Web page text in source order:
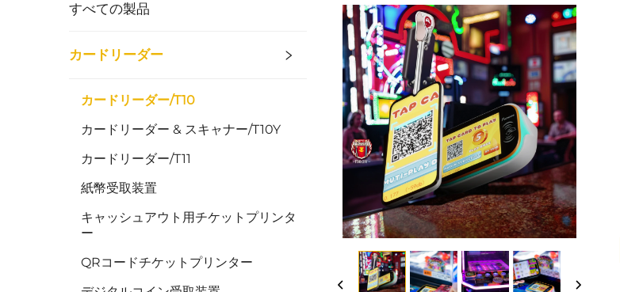
すべての製品
カードリーダー
カードリーダー/T10
カードリーダー & スキャナー/T10Y
カードリーダー/T11
紙幣受取装置
キャッシュアウト用チケットプリンタ
ー
QRコードチケットプリンター